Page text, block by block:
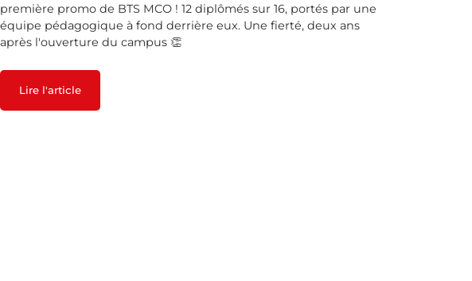
première promo de BTS MCO ! 12 diplômés sur 16, portés par une
équipe pédagogique à fond derrière eux. Une fierté, deux ans
après l'ouverture du campus 👏
Lire l'article